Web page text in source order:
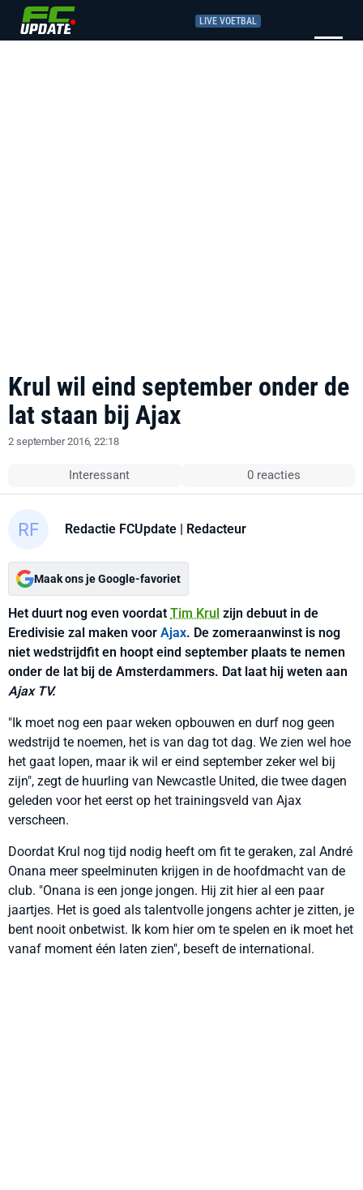
LIVE VOETBAL
Krul wil eind september onder de
lat staan bij Ajax
2 september 2016, 22:18
Interessant 0 reacties
Redactie FCUpdate | Redacteur
Maak ons je Google-favoriet
Het duurt nog even voordat Tim Krul zijn debuut in de
Eredivisie zal maken voor Ajax. De zomeraanwinst is nog
niet wedstrijdfit en hoopt eind september plaats te nemen
onder de lat bij de Amsterdammers. Dat laat hij weten aan
Ajax TV.
"Ik moet nog een paar weken opbouwen en durf nog geen
wedstrijd te noemen, het is van dag tot dag. We zien wel hoe
het gaat lopen, maar ik wil er eind september zeker wel bij
zijn", zegt de huurling van Newcastle United, die twee dagen
geleden voor het eerst op het trainingsveld van Ajax
verscheen.
Doordat Krul nog tijd nodig heeft om fit te geraken, zal André
Onana meer speelminuten krijgen in de hoofdmacht van de
club. "Onana is een jonge jongen. Hij zit hier al een paar
jaartjes. Het is goed als talentvolle jongens achter je zitten, je
bent nooit onbetwist. Ik kom hier om te spelen en ik moet het
vanaf moment één laten zien", beseft de international.